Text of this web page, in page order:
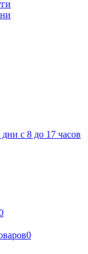
с 8 до 17 часов
0